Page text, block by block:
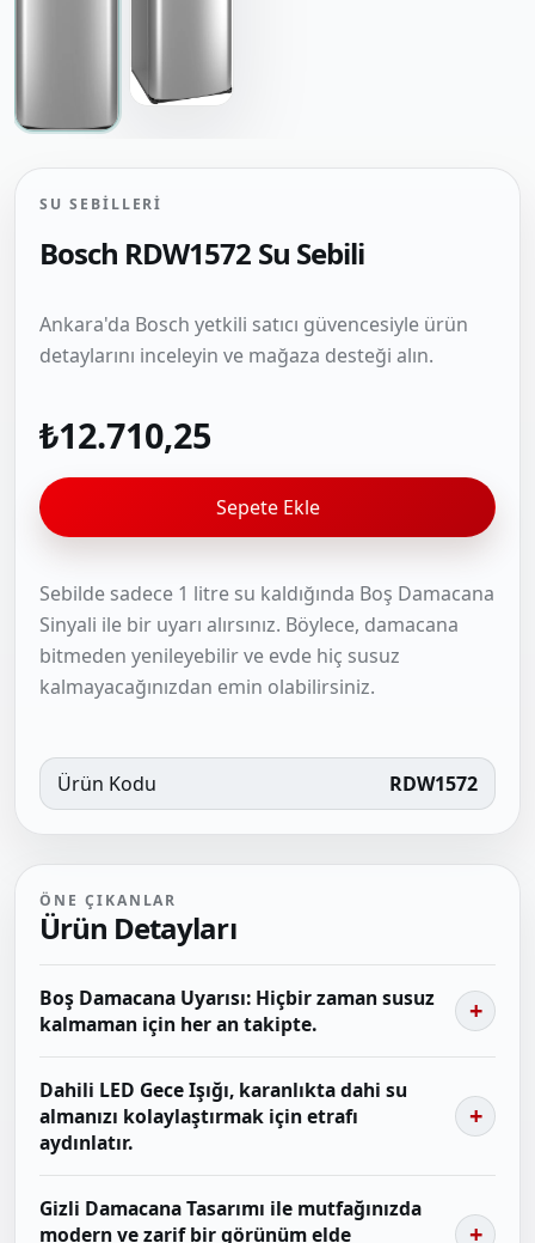
SU SEBILLERI
Bosch RDW1572 Su Sebili
Ankara'da Bosch yetkili satıcı güvencesiyle ürün
detaylarını inceleyin ve mağaza desteği alın.
₺12.710,25
Sepete Ekle
Sebilde sadece 1 litre su kaldığında Boş Damacana
Sinyali ile bir uyarı alırsınız. Böylece, damacana
bitmeden yenileyebilir ve evde hiç susuz
kalmayacağınızdan emin olabilirsiniz.
Ürün Kodu RDW1572
ÖNE ÇIKANLAR
Ürün Detayları
Boş Damacana Uyarısı: Hiçbir zaman susuz
kalmaman için her an takipte.
Dahili LED Gece Işığı, karanlıkta dahi su
almanızı kolaylaştırmak için etrafı
aydınlatır.
Gizli Damacana Tasarımı ile mutfağınızda
modern ve zarif bir görünüm elde